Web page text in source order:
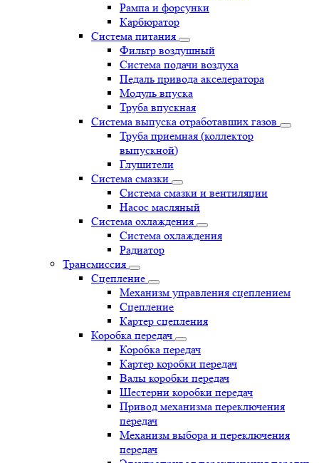
Рампа и форсунки
Карбюратор
Система питания
Фильтр воздушный
Система подачи воздуха
Педаль привода акселератора
Модуль впуска
Труба впускная
Система выпуска отработавших газов
Труба приемная (коллектор
выпускной)
Глушители
Система смазки
Система смазки и вентиляции
Насос масляный
Система охлаждения
Система охлаждения
Радиатор
Трансмиссия
Сцепление
Механизм управления сцеплением
Сцепление
Картер сцепления
Коробка передач
Коробка передач
Картер коробки передач
Валы коробки передач
Шестерни коробки передач
Привод механизма переключения
передач
Механизм выбора и переключения
передач